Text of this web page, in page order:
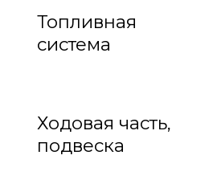
Топливная
система
Ходовая часть,
подвеска